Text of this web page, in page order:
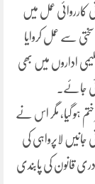
عمل میں
سے عمل کروایا
اداروں میں بھی
جائے۔
ہو گیا، مگر اس نے
لاپرواہی کی
قانون کی پابندی